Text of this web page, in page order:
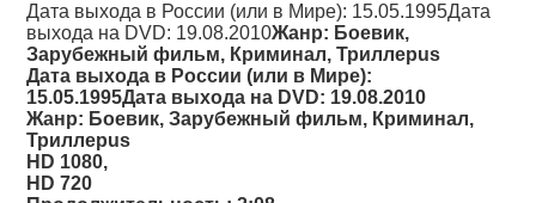
Дата выхода в России (или в Мире): 15.05.1995Дата
выхода на DVD: 19.08.2010Жанр: Боевик,
Зарубежный фильм, Криминал, Триллерus
Дата выхода в России (или в Мире):
15.05.1995Дата выхода на DVD: 19.08.2010
Жанр: Боевик, Зарубежный фильм, Криминал,
Триллерus
HD 1080,
HD 720